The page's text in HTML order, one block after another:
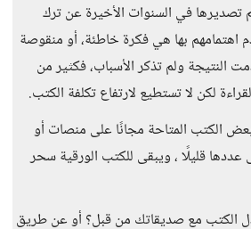
تصديرها في السنوات الأخيرة عن ترك
اهتمامهم بها هي فكرة خاطئة، أو منقوصة
النتيجة ولم تذكر الأسباب، فكثير من
لكن لا تستطيع لارتفاع تكلفة الكتب.
الكتب المتاحة مجانًا على منصات أو
قليلًا ، ويبقى للكتب الورقية سحر
الكتب مع صديقاتك من قبل؟ أو عن طريق